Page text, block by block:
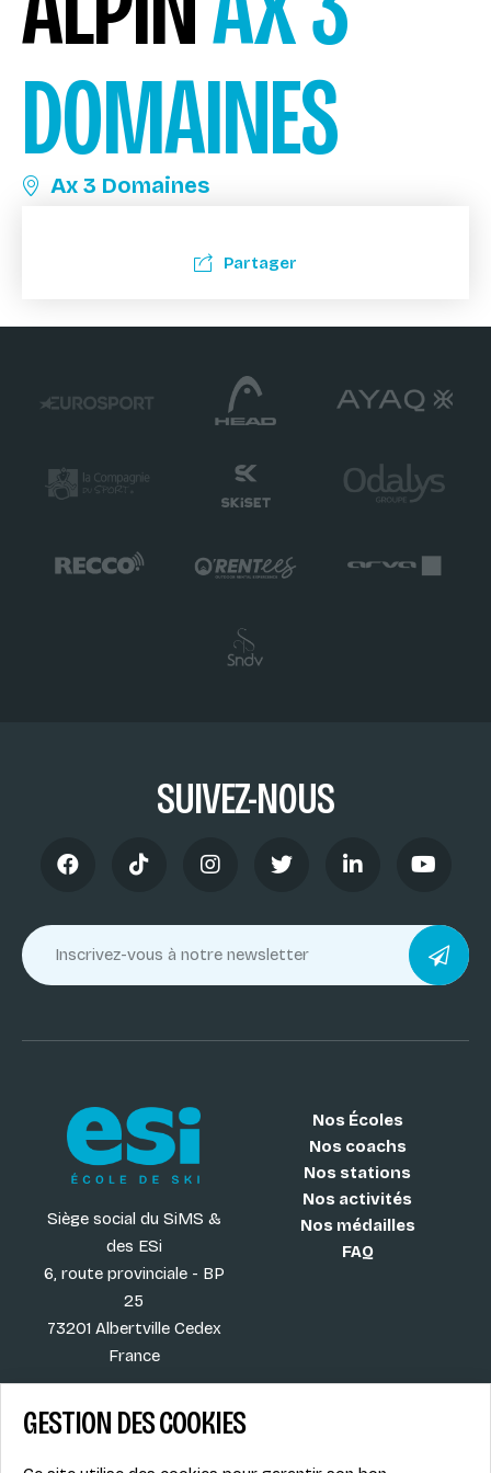
DOMAINES
Ax 3 Domaines
Partager
SUIVEZ-NOUS
Siège social du SiMS &
des ESi
6, route provinciale - BP
25
73201 Albertville Cedex
France
Nos Écoles
Nos coachs
Nos stations
Nos activités
Nos médailles
FAQ
GESTION DES COOKIES